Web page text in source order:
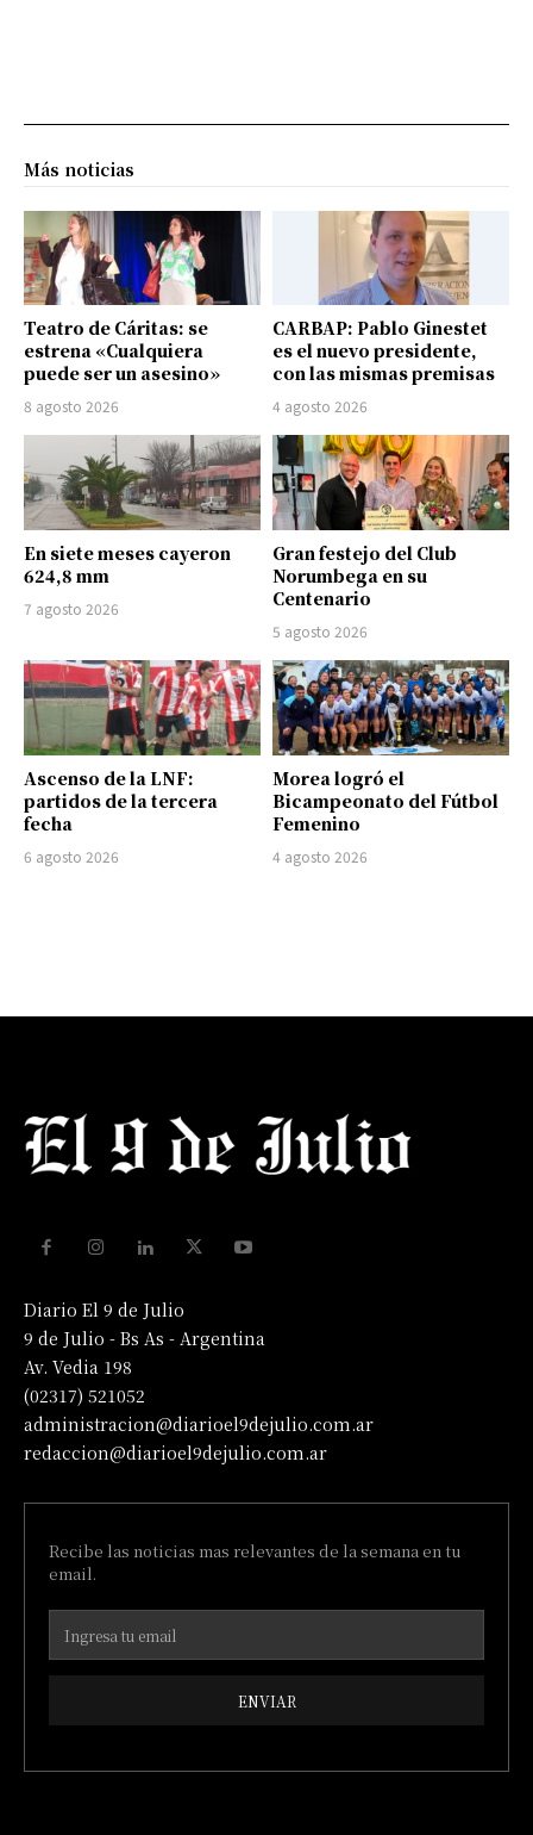
Más noticias
Teatro de Cáritas: se
estrena «Cualquiera
puede ser un asesino»
8 agosto 2026
CARBAP: Pablo Ginestet
es el nuevo presidente,
con las mismas premisas
4 agosto 2026
En siete meses cayeron
624,8 mm
7 agosto 2026
Gran festejo del Club
Norumbega en su
Centenario
5 agosto 2026
Ascenso de la LNF:
partidos de la tercera
fecha
6 agosto 2026
Morea logró el
Bicampeonato del Fútbol
Femenino
4 agosto 2026
Diario El 9 de Julio
9 de Julio - Bs As - Argentina
Av. Vedia 198
(02317) 521052
administracion@diarioel9dejulio.com.ar
redaccion@diarioel9dejulio.com.ar
Recibe las noticias mas relevantes de la semana en tu
email.
ENVIAR